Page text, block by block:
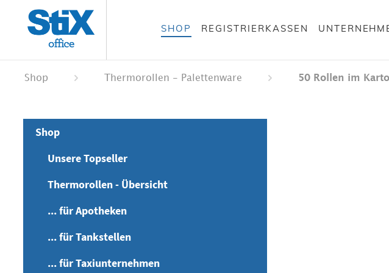
springen
springen
SHOP REGISTRIERKASSEN
Shop Thermorollen - Palettenware 50 Rollen im
Shop
Unsere Topseller
Thermorollen - Übersicht
... für Apotheken
... für Tankstellen
... für Taxiunternehmen